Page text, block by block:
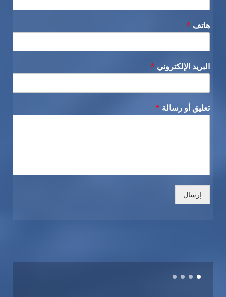
هاتف *
البريد الإلكتروني *
تعليق أو رسالة *
إرسال